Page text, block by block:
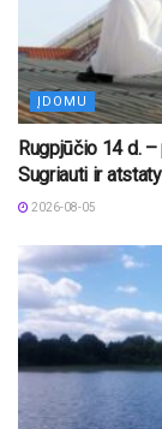
ĮDOMU
Rugpjūčio 14 d.
Sugriauti ir
2026-08-05